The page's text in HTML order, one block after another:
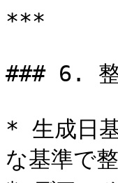
***
### 6.
* 生成日
な基準で